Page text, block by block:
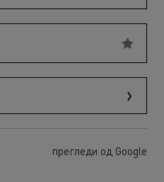
прегледи од Google